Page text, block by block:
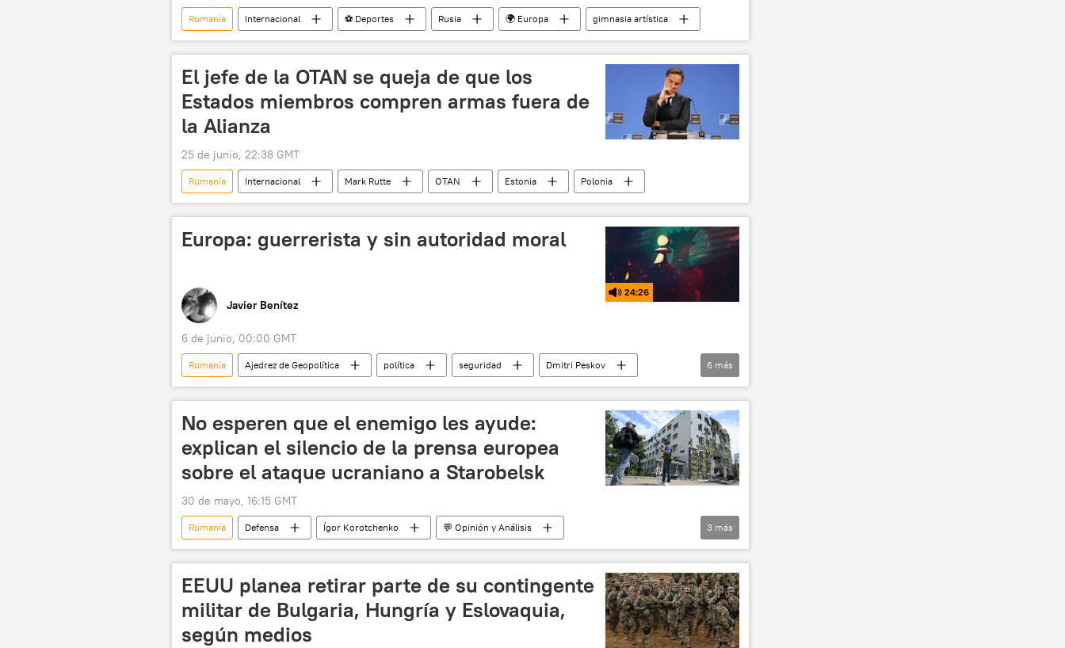
Rumanía Internacional ⚽ Deportes Rusia 🌍 Europa gimnasia artística
El jefe de la OTAN se queja de que los
Estados miembros compren armas fuera de
la Alianza
25 de junio, 22:38 GMT
Rumanía Internacional Mark Rutte OTAN Estonia Polonia
Europa: guerrerista y sin autoridad moral
24:26
Javier Benítez
6 de junio, 00:00 GMT
Rumanía Ajedrez de Geopolítica política seguridad
Dmitri Peskov
Ursula von der Leyen
Vladímir Putin Kremlin Comisión Europea
Moscú
6 más
No esperen que el enemigo les ayude:
explican el silencio de la prensa europea
sobre el ataque ucraniano a Starobelsk
30 de mayo, 16:15 GMT
Rumanía Defensa Ígor Korotchenko
💬 Opinión y Análisis
🛡️ Zonas de conflicto
📰 Operación rusa de desmilitarización y desnazificación de Ucrania
3 más
EEUU planea retirar parte de su contingente
militar de Bulgaria, Hungría y Eslovaquia,
según medios